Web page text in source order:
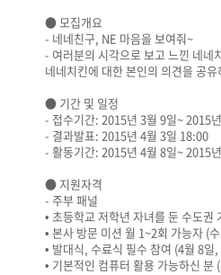
● 모집개요
- 네네친구, NE 마음을 보여줘~
- 여러분의 시각으로 보고 느낀 네
네네치킨에 대한 본인의 의견을 공
● 기간 및 일정
- 접수기간: 2015년 3월 9일~ 2015
- 결과발표: 2015년 4월 3일 18:00
- 활동기간: 2015년 4월 8일~ 2015
● 지원자격
- 주부 패널
• 초등학교 저학년 자녀를 둔 수도권
• 본사 방문 미션 월 1~2회 가능자 (
• 발대식, 수료식 필수 참여 (4월 8일
• 기본적인 컴퓨터 활용 가능하신